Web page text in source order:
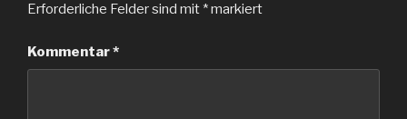
Erforderliche Felder sind mit *markiert
Kommentar*